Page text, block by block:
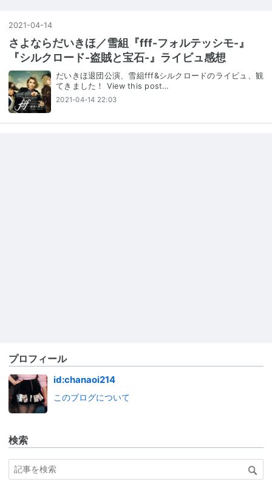
2021 -04-14
さよならだいきほ／雪組『fff-フォルテッシモ-』
『シルクロード-盗賊と宝石-』ライビュ感想
だいきほ退団公演、雪組fff&シルクロードのライビュ、観
てきました！ View this post…
2021-04-14 22:03
プロフィール
id:chanaoi214
このブログについて
検索